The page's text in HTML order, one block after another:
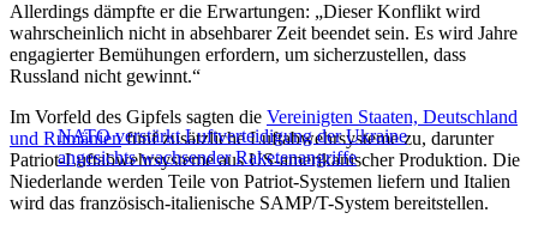
Allerdings dämpfte er die Erwartungen: „Dieser Konflikt wird
wahrscheinlich nicht in absehbarer Zeit beendet sein. Es wird Jahre
engagierter Bemühungen erfordern, um sicherzustellen, dass
Russland nicht gewinnt.“
NATO verstärkt Luftverteidigung der Ukraine
angesichts wachsender Raketenangriffe
Im Vorfeld des Gipfels sagten die Vereinigten Staaten, Deutschland
und Rumänienfünf zusätzliche Luftabwehrsysteme zu, darunter
Patriot-Luftabwehrsysteme aus US-amerikanischer Produktion. Die
Niederlande werden Teile von Patriot-Systemen liefern und Italien
wird das französisch-italienische SAMP/T-System bereitstellen.